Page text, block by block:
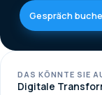
Gespräch
DAS KÖNNTE SIE
Digitale